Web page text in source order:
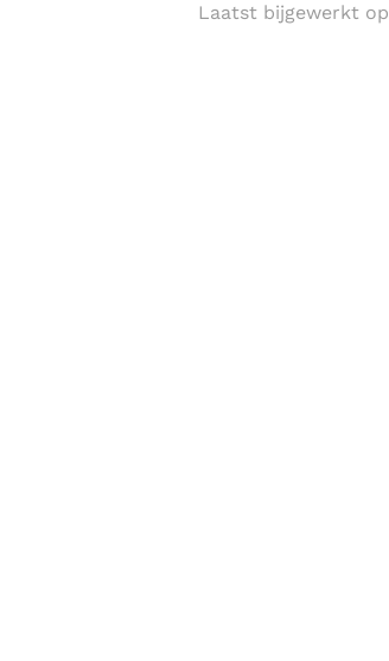
Laatst bijgewerkt op